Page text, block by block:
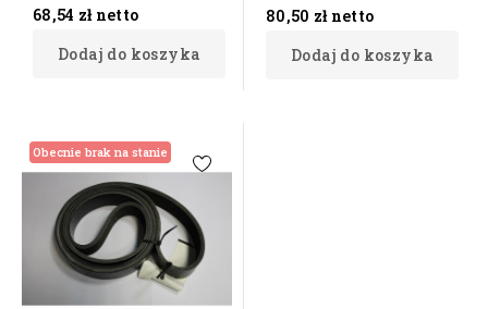
68,54 zł netto
Dodaj do koszyka
80,50 zł netto
Dodaj do koszyka
Obecnie brak na stanie